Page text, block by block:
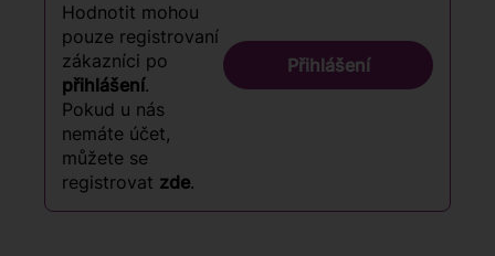
Hodnotit mohou
pouze registrovaní
zákazníci po
přihlášení.
Pokud u nás
nemáte účet,
můžete se
registrovat zde.
Přihlášení